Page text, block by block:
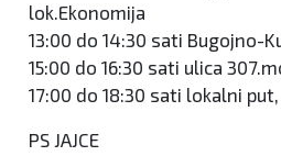
lok.Ekonomija
13:00 do 14:30 sati Bugojno-
15:00 do 16:30 sati ulica
17:00 do 18:30 sati lokalni
PS JAJCE